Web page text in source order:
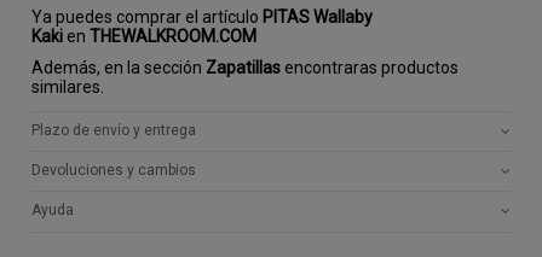
Ya puedes comprar el artículo PITAS Wallaby
Kaki enTHEWALKROOM.COM
Además, en la sección Zapatillas encontraras productos
similares.
Plazo de envío y entrega
Devoluciones y cambios
Ayuda